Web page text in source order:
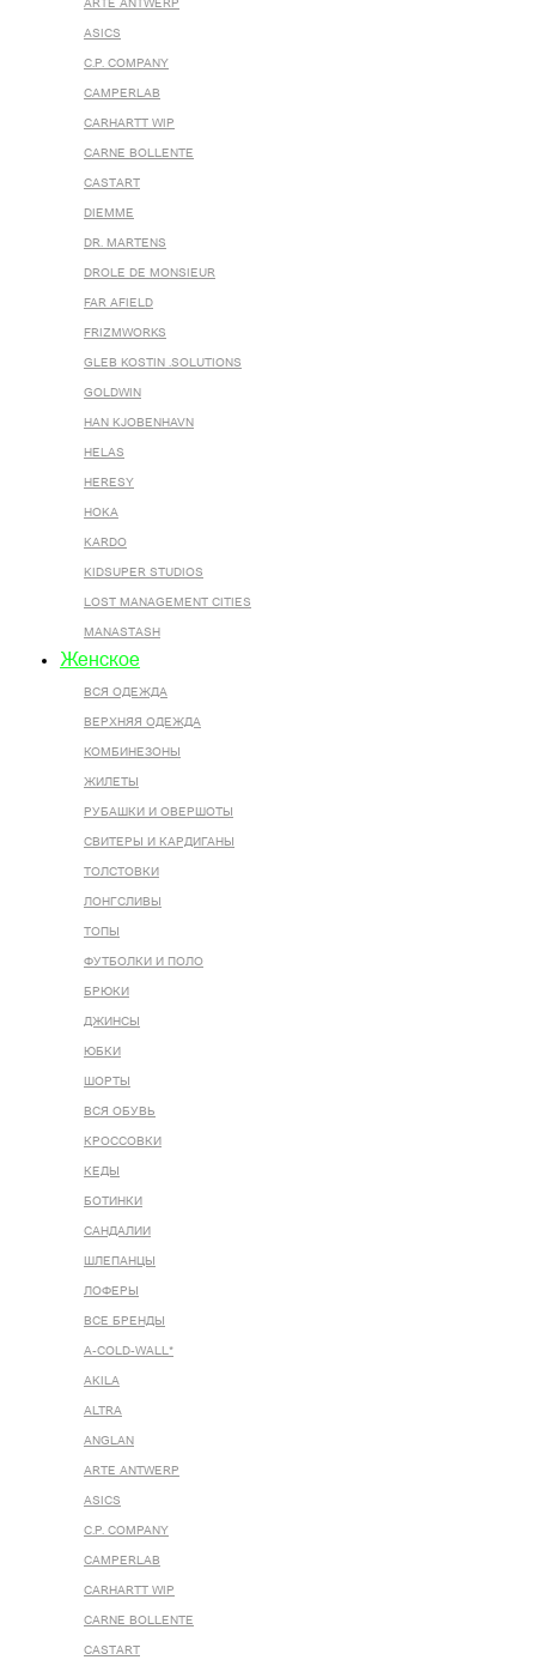
ARTE ANTWERP
ASICS
C.P. COMPANY
CAMPERLAB
CARHARTT WIP
CARNE BOLLENTE
CASTART
DIEMME
DR. MARTENS
DROLE DE MONSIEUR
FAR AFIELD
FRIZMWORKS
GLEB KOSTIN .SOLUTIONS
GOLDWIN
HAN KJOBENHAVN
HELAS
HERESY
HOKA
KARDO
KIDSUPER STUDIOS
LOST MANAGEMENT CITIES
MANASTASH
Женское
ВСЯ ОДЕЖДА
ВЕРХНЯЯ ОДЕЖДА
КОМБИНЕЗОНЫ
ЖИЛЕТЫ
РУБАШКИ И ОВЕРШОТЫ
СВИТЕРЫ И КАРДИГАНЫ
ТОЛСТОВКИ
ЛОНГСЛИВЫ
ТОПЫ
ФУТБОЛКИ И ПОЛО
БРЮКИ
ДЖИНСЫ
ЮБКИ
ШОРТЫ
ВСЯ ОБУВЬ
КРОССОВКИ
КЕДЫ
БОТИНКИ
САНДАЛИИ
ШЛЕПАНЦЫ
ЛОФЕРЫ
ВСЕ БРЕНДЫ
A-COLD-WALL*
AKILA
ALTRA
ANGLAN
ARTE ANTWERP
ASICS
C.P. COMPANY
CAMPERLAB
CARHARTT WIP
CARNE BOLLENTE
CASTART